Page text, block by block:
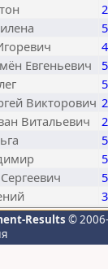
Евгеньевич
Викторович
Витальевич
Results ©